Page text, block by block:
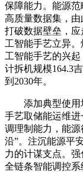
保障能力。能源
高质量数据集，由
打破数据壁垒，
工智能手艺立异
工智能手艺的兴
计拆机规模164.3
到2030年。
添加典型使用
手艺取储能运维
调理制能力，能
沿”。注沉能源平
力的计谋支点。
全链条智能调控系